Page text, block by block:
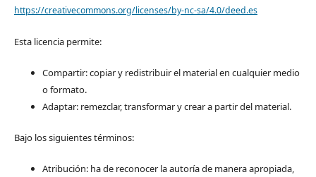
https://creativecommons.org/licenses/by-nc-sa/4.0/deed.es
Esta licencia permite:
Compartir: copiar y redistribuir el material en cualquier medio
o formato.
Adaptar: remezclar, transformar y crear a partir del material.
Bajo los siguientes términos:
Atribución: ha de reconocer la autoría de manera apropiada,